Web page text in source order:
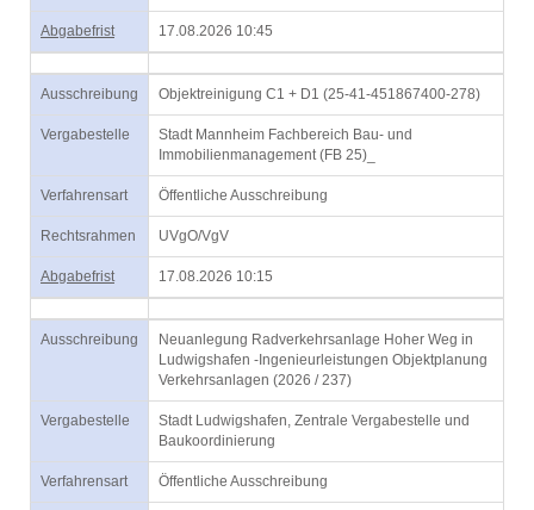
Abgabefrist 17.08.2026 10:45
Ausschreibung Objektreinigung C1 + D1 (25-41-451867400-278)
Vergabestelle
Stadt Mannheim Fachbereich Bau- und
Immobilienmanagement (FB 25)_
Verfahrensart Öffentliche Ausschreibung
Rechtsrahmen UVgO/VgV
Abgabefrist 17.08.2026 10:15
Ausschreibung
Neuanlegung Radverkehrsanlage Hoher Weg in
Ludwigshafen -Ingenieurleistungen Objektplanung
Verkehrsanlagen (2026 / 237)
Vergabestelle
Stadt Ludwigshafen, Zentrale Vergabestelle und
Baukoordinierung
Verfahrensart Öffentliche Ausschreibung